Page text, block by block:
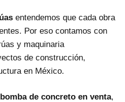
entendemos que cada obra
Por eso contamos con
y maquinaria
de construcción,
en México.
bomba de concreto en venta,